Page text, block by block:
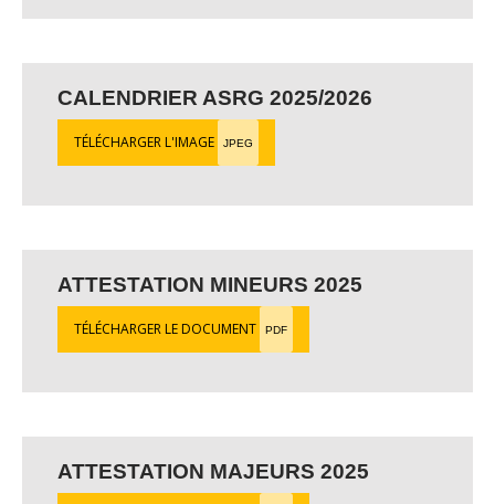
CALENDRIER ASRG 2025/2026
TÉLÉCHARGER L'IMAGE JPEG
ATTESTATION MINEURS 2025
TÉLÉCHARGER LE DOCUMENT PDF
ATTESTATION MAJEURS 2025